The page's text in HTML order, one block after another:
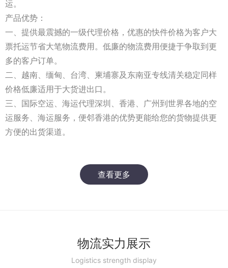
运。
产品优势：
一、提供最震撼的一级代理价格，优惠的快件价格为客户大
票托运节省大笔物流费用。低廉的物流费用便捷于争取到更
多的客户订单。
二、越南、缅甸、台湾、柬埔寨及东南亚专线清关稳定同样
价格低廉适用于大货进出口。
三、国际空运、海运代理深圳、香港、广州到世界各地的空
运服务、海运服务，便邻香港的优势更能给您的货物提供更
方便的出货渠道。
查看更多
物流实力展示
Logistics strength display